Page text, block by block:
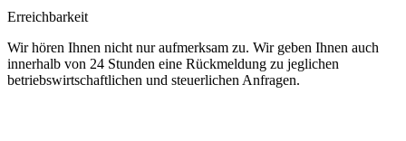
Erreichbarkeit
Wir hören Ihnen nicht nur aufmerksam zu. Wir geben Ihnen auch
innerhalb von 24 Stunden eine Rückmeldung zu jeglichen
betriebswirtschaftlichen und steuerlichen Anfragen.